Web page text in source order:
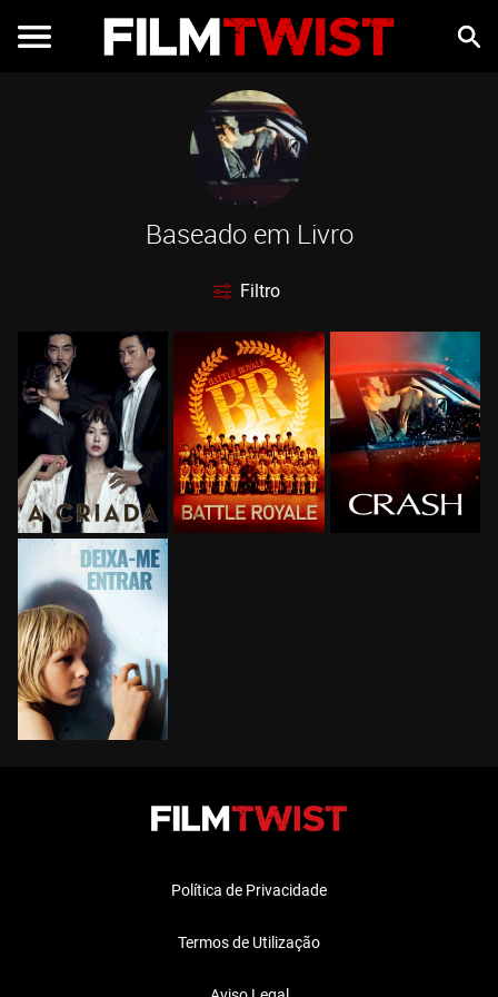
Baseado em Livro
Filtro
Política de Privacidade
Termos de Utilização